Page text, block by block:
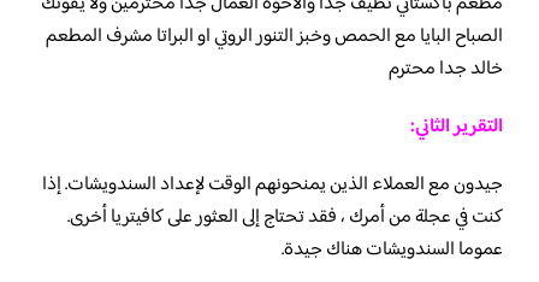
الصباح البايا مع الحمص وخبز التنور الروتي او البراتا مشرف المطعم
خالد جدا محترم
التقرير الثاني:
جيدون مع العملاء الذين يمنحونهم الوقت لإعداد السندويشات. إذا
كنت في عجلة من أمرك ، فقد تحتاج إلى العثور على كافيتريا أخرى.
عموما السندويشات هناك جيدة.